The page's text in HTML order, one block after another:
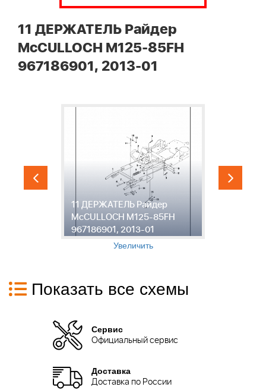
11 ДЕРЖАТЕЛЬ Райдер
McCULLOCH M125-85FH
967186901, 2013-01
11 ДЕРЖАТЕЛЬ Райдер
McCULLOCH M125-85FH
967186901, 2013-01
Увеличить
Показать все схемы
Сервис
Официальный сервис
Доставка
Доставка по России